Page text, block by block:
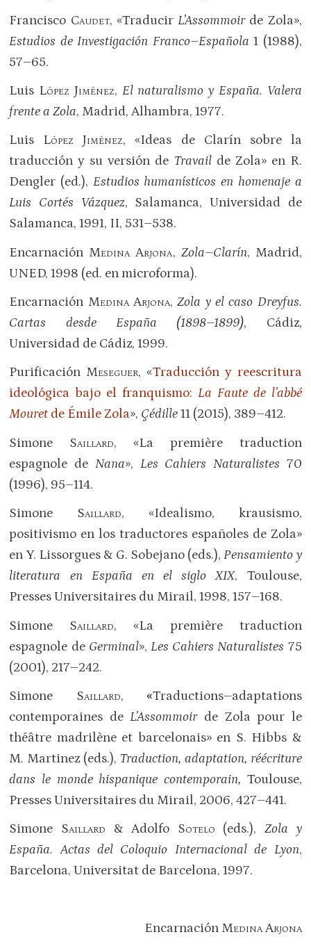
Francisco Caudet, «TraducirL’Assommoir de Zola»,
Estudios de Investigación Franco–Española1 (1988),
57–65.
Luis López Jiménez, El naturalismo y España. Valera
frente a Zola, Madrid, Alhambra, 1977.
Luis López Jiménez, «Ideas de Clarín sobre la
traducción y su versión de Travail de Zola» en R.
Dengler (ed.), Estudios humanísticos en homenaje a
Luis Cortés Vázquez, Salamanca, Universidad de
Salamanca, 1991, II, 531–538.
Encarnación Medina Arjona, Zola–Clarín, Madrid,
UNED, 1998 (ed. en microforma).
Encarnación Medina Arjona,Zola y el caso Dreyfus.
Cartas desde España (1898–1899), Cádiz,
Universidad de Cádiz, 1999.
Purificación Meseguer, «Traducción y reescritura
ideológica bajo el franquismo: La Faute de l’abbé
Mouret de Émile Zola», Çédille11 (2015), 389–412.
Simone Saillard, «La première traduction
espagnole de Nana», Les Cahiers Naturalistes 70
(1996), 95–114.
Simone Saillard, «Idealismo, krausismo,
positivismo en los traductores españoles de Zola»
en Y. Lissorgues & G. Sobejano (eds.),Pensamiento y
literatura en España en el sigloXIX, Toulouse,
Presses Universitaires du Mirail, 1998, 157–168.
Simone Saillard, «La première traduction
espagnole de Germinal», Les Cahiers Naturalistes 75
(2001), 217–242.
Simone Saillard, «Traductions–adaptations
contemporaines deL’Assommoirde Zola pour le
théâtre madrilène et barcelonais» en S. Hibbs &
M. Martinez (eds.), Traduction, adaptation, réécriture
dans le monde hispanique contemporain, Toulouse,
Presses Universitaires du Mirail, 2006, 427–441.
Simone Saillard & Adolfo Sotelo (eds.), Zola y
España. Actas del Coloquio Internacional de Lyon,
Barcelona, Universitat de Barcelona, 1997.
Encarnación Medina Arjona